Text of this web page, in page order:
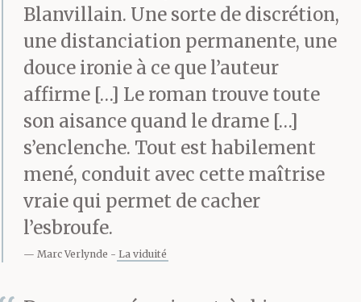
Blanvillain. Une sorte de discrétion,
une distanciation permanente, une
douce ironie à ce que l’auteur
affirme […] Le roman trouve toute
son aisance quand le drame […]
s’enclenche. Tout est habilement
mené, conduit avec cette maîtrise
vraie qui permet de cacher
l’esbroufe.
Marc Verlynde La viduité